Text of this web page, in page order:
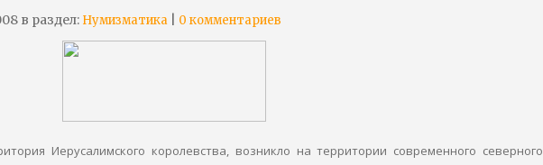
в раздел: Нумизматика 0 комментариев
Иерусалимского королевства, возникло на территории современного северного